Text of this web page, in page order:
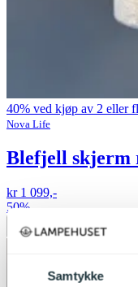
Samtykke
40% ved kjøp av 2 eller
Nova Life
Blefjell skjerm
kr 1 099,-
50%
Legg til ønskeliste